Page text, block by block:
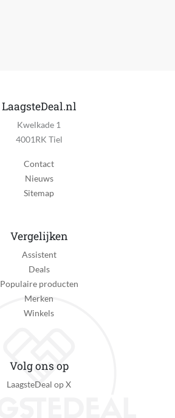
LaagsteDeal.nl
Kwelkade 1
4001RK Tiel
Contact
Nieuws
Sitemap
Vergelijken
Assistent
Deals
Populaire producten
Merken
Winkels
Volg ons op
LaagsteDeal op X